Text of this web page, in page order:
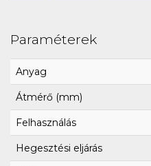
Paraméterek
Anyag
Átmérő (mm)
Felhasználás
Hegesztési eljárás